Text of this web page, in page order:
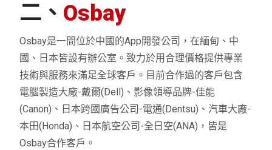
二、 Osbay
Osbay是一間位於中國的App開發公司，在緬甸、中
國、日本皆設有辦公室。致力於用合理價格提供專業
技術與服務來滿足全球客戶。目前合作過的客戶包含
電腦製造大廠-戴爾(Dell)、影像領導品牌-佳能
(Canon)、日本跨國廣告公司-電通(Dentsu)、汽車大廠-
本田(Honda)、日本航空公司-全日空(ANA)，皆是
Osbay合作客戶。